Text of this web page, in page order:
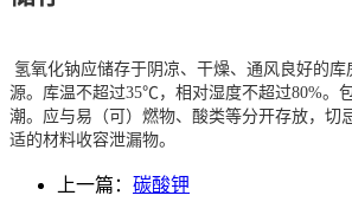
氢氧化钠应储存于阴凉、干燥、通风良好的
源。库温不超过35℃，相对湿度不超过80%。
潮。应与易（可）燃物、酸类等分开存放，切
适的材料收容泄漏物。
上一篇： 碳酸钾